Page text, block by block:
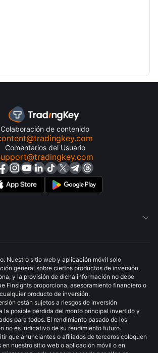
Colaboración de contenido
Comentarios del Usuario

Nuestro sitio web y aplicación móvil solo
general sobre ciertos productos de inversión.
y la provisión de dicha información no debe
Finsights proporciona, asesoramiento financiero o
producto de inversión.
están sujetos a riesgos de inversión
la posible pérdida del monto principal invertido y
para todos. El rendimiento pasado de los
no es indicativo de su rendimiento futuro.
que anunciantes o afiliados de terceros coloquen
en nuestro sitio web o aplicación móvil o en